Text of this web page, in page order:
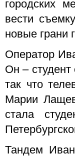
городских
вести
новые грани
Оператор
Он – студент
так что
Марии
стала
Тандем